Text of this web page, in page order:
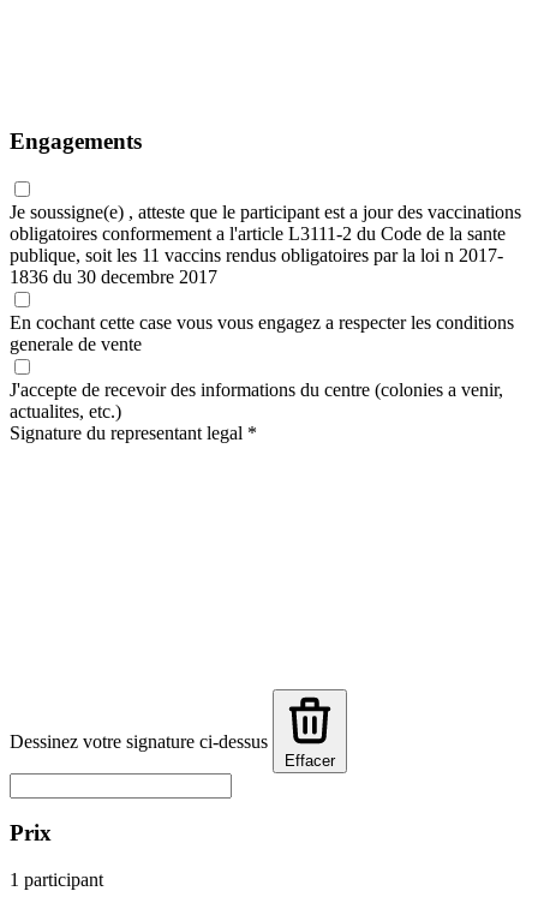
Engagements
Je soussigne(e) , atteste que le participant est a jour des vaccinations
obligatoires conformement a l'article L3111-2 du Code de la sante
publique, soit les 11 vaccins rendus obligatoires par la loi n 2017-
1836 du 30 decembre 2017
En cochant cette case vous vous engagez a respecter les conditions
generale de vente
J'accepte de recevoir des informations du centre (colonies a venir,
actualites, etc.)
Signature du representant legal *
Dessinez votre signature ci-dessus
Effacer
Prix
1 participant